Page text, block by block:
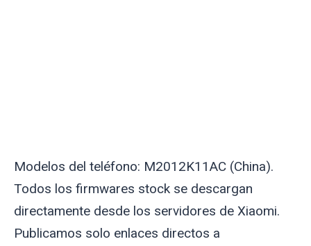
Modelos del teléfono: M2012K11AC (China).
Todos los firmwares stock se descargan
directamente desde los servidores de Xiaomi.
Publicamos solo enlaces directos a